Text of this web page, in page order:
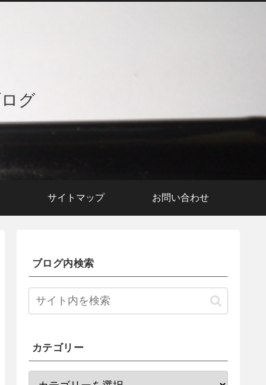
グ
サイトマップ お問い合わせ
ブログ内検索
カテゴリー